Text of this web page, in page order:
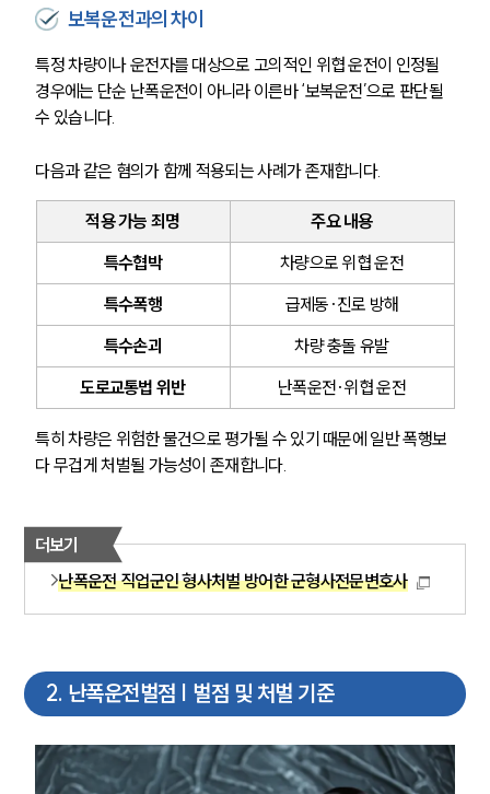
보복운전과의 차이
특정 차량이나 운전자를 대상으로 고의적인 위협 운전이 인정될
경우에는 단순 난폭운전이 아니라 이른바 ‘보복운전’으로 판단될
수 있습니다.
다음과 같은 혐의가 함께 적용되는 사례가 존재합니다.
적용 가능 죄명
주요 내용
특수협박
차량으로 위협 운전
특수폭행
급제동·진로 방해
특수손괴
차량 충돌 유발
도로교통법 위반
난폭운전·위협 운전
특히 차량은 위험한 물건으로 평가될 수 있기 때문에 일반 폭행보
다 무겁게 처벌될 가능성이 존재합니다.
더보기
난폭운전 직업군인 형사처벌 방어한 군형사전문변호사
2. 난폭운전벌점 | 벌점 및 처벌 기준